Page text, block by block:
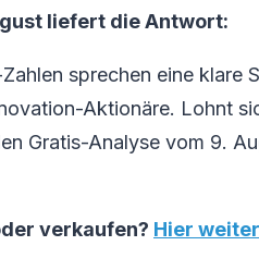
liefert die Antwort:
sprechen eine klare
Aktionäre. Lohnt
Gratis-Analyse vom 9.
verkaufen? Hier